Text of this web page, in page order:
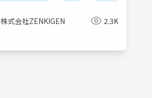
株式会社ZENKIGEN 2.3K